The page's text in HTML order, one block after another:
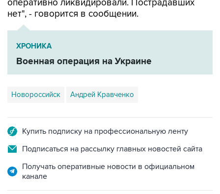
оперативно ликвидировали. Пострадавших
нет", - говорится в сообщении.
ХРОНИКА
Военная операция на Украине
Новороссийск Андрей Кравченко
Купить подписку на профессиональную ленту
Подписаться на рассылку главных новостей сайта
Получать оперативные новости в официальном
канале